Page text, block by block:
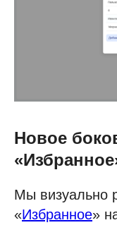
Новое
Мы визуально
«Избранное»